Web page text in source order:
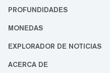
PROFUNDIDADES
MONEDAS
EXPLORADOR DE NOTICIAS
ACERCA DE